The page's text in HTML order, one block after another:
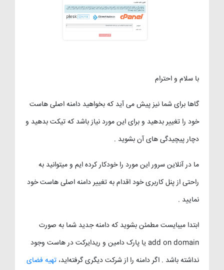
با سلام و احترام
گاها برای شما نیز پیش می آید که بخواهید دامنه اصلی هاست
خود را تغییر بدهید و برای این مورد نیاز باشد که تیکت بدهید و
دچار پیچیدگی های آن بشوید .
ما در آنلاین سرور این مورد را خودکار کرده ایم و میتوانید به
راحتی از پنل کاربری خود اقدام به تغییر دامنه اصلی هاست خود
نمایید .
ابتدا میبایست مطمئن بشوید که دامنه جدید شما به صورت
add on domain یا پارک دامین و ریدایرکت در هاست وجود
نداشته باشد . اگر دامنه را از شرکت دیگری گرفته‌اید، تهیه فضای